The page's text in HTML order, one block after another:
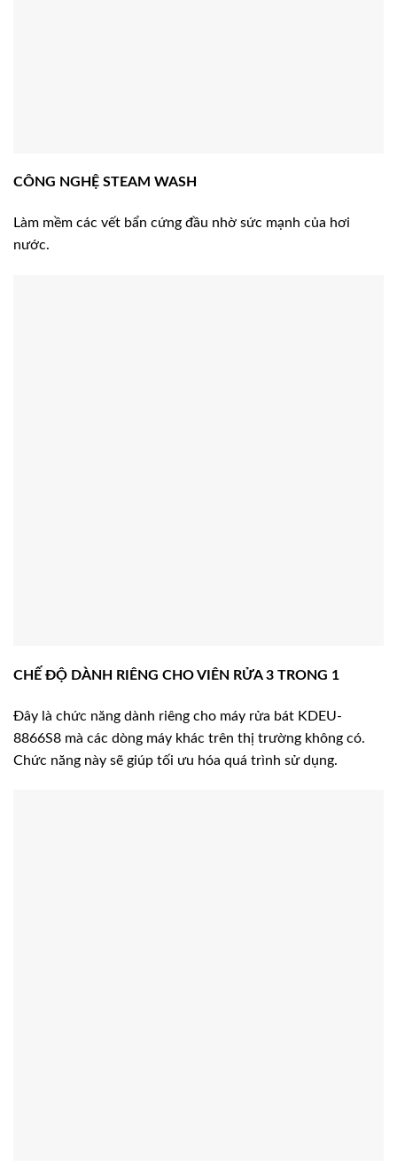
CÔNG NGHỆ STEAM WASH
Làm mềm các vết bẩn cứng đầu nhờ sức mạnh của hơi
nước.
CHẾ ĐỘ DÀNH RIÊNG CHO VIÊN RỬA 3 TRONG 1
Đây là chức năng dành riêng cho máy rửa bát KDEU-
8866S8 mà các dòng máy khác trên thị trường không có.
Chức năng này sẽ giúp tối ưu hóa quá trình sử dụng.